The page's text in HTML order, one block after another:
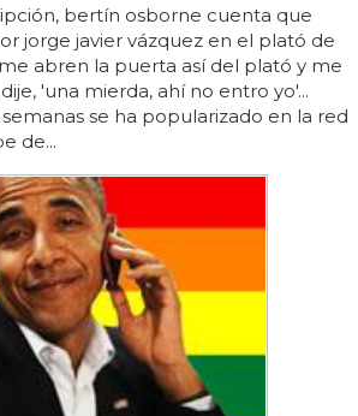
bertín osborne cuenta que
jorge javier vázquez en el plató de
abren la puerta así del plató y me
'una mierda, ahí no entro yo'...
se ha popularizado en la red
de...